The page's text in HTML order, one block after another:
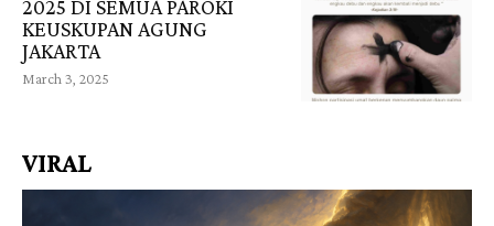
2025 DI SEMUA PAROKI
KEUSKUPAN AGUNG
JAKARTA
March 3, 2025
VIRAL